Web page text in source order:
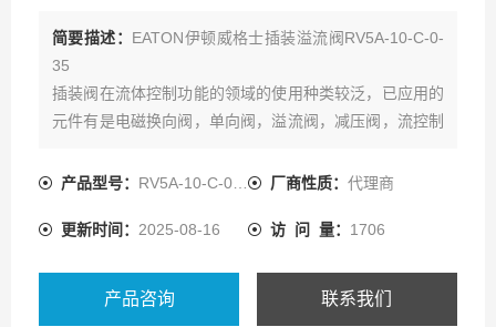
简要描述： EATON伊顿威格士插装溢流阀RV5A-10-C-0-
35
插装阀在流体控制功能的领域的使用种类较泛，已应用的
元件有是电磁换向阀，单向阀，溢流阀，减压阀，流控制
充分展示了插装阀对系统设计者和应用者的重要。
产品型号： RV5A-10-C-0-35/14 厂商性质： 代理商
更新时间： 2025-08-16 访 问 量： 1706
产品咨询 联系我们